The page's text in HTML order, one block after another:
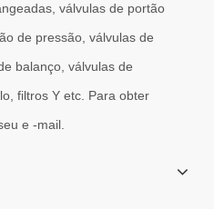
válvulas de portão
de pressão, válvulas de
balanço, válvulas de
filtros Y etc. Para obter
e -mail.